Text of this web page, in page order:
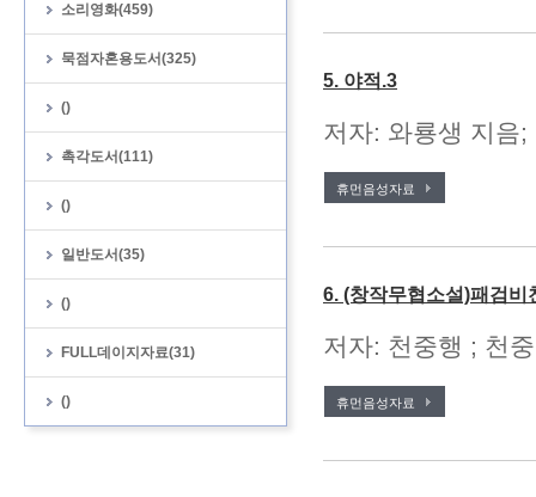
소리영화(459)
묵점자혼용도서(325)
()
촉각도서(111)
()
일반도서(35)
()
FULL데이지자료(31)
()
5. 야적.3
저자: 와룡생 지음
휴먼음성자료
6. (창작무협소설)패검비
저자: 천중행 ; 천
휴먼음성자료